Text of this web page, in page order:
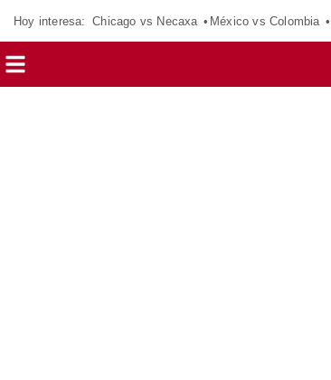
Hoy interesa: Chicago vs Necaxa México vs Colombia